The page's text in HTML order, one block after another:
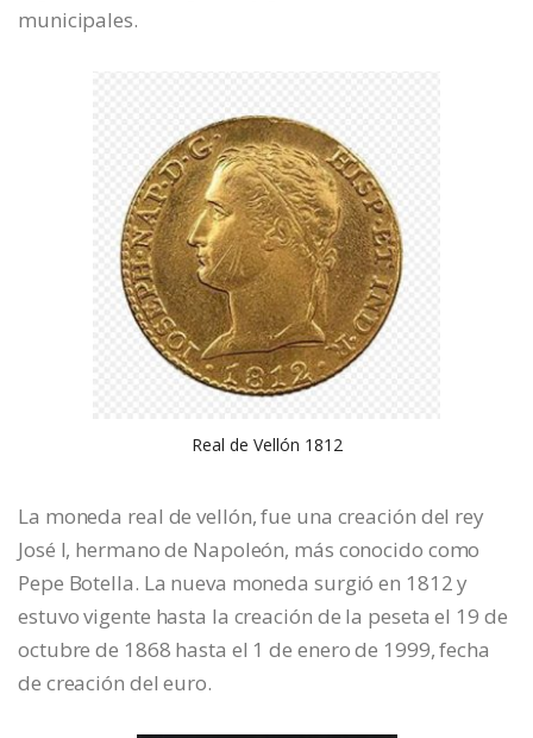
municipales.
Real de Vellón 1812
La moneda real de vellón, fue una creación del rey
José I, hermano de Napoleón, más conocido como
Pepe Botella. La nueva moneda surgió en 1812 y
estuvo vigente hasta la creación de la peseta el 19 de
octubre de 1868 hasta el 1 de enero de 1999, fecha
de creación del euro.